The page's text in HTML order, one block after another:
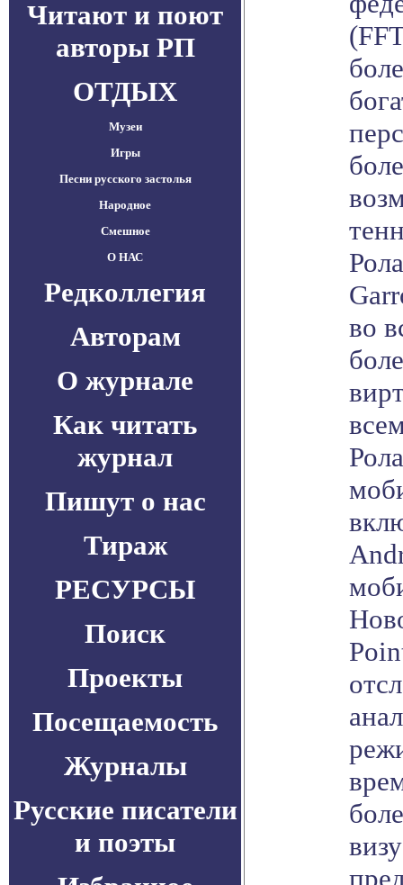
Читают и поют
авторы РП
ОТДЫХ
Музеи
Игры
Песни русского застолья
Народное
Смешное
О НАС
Редколлегия
Авторам
О журнале
Как читать
журнал
Пишут о нас
Тираж
РЕСУРСЫ
Поиск
Проекты
Посещаемость
Журналы
Русские писатели
и поэты
во